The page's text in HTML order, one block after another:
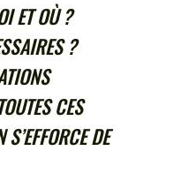
ET OÙ ?
?
CES
DE